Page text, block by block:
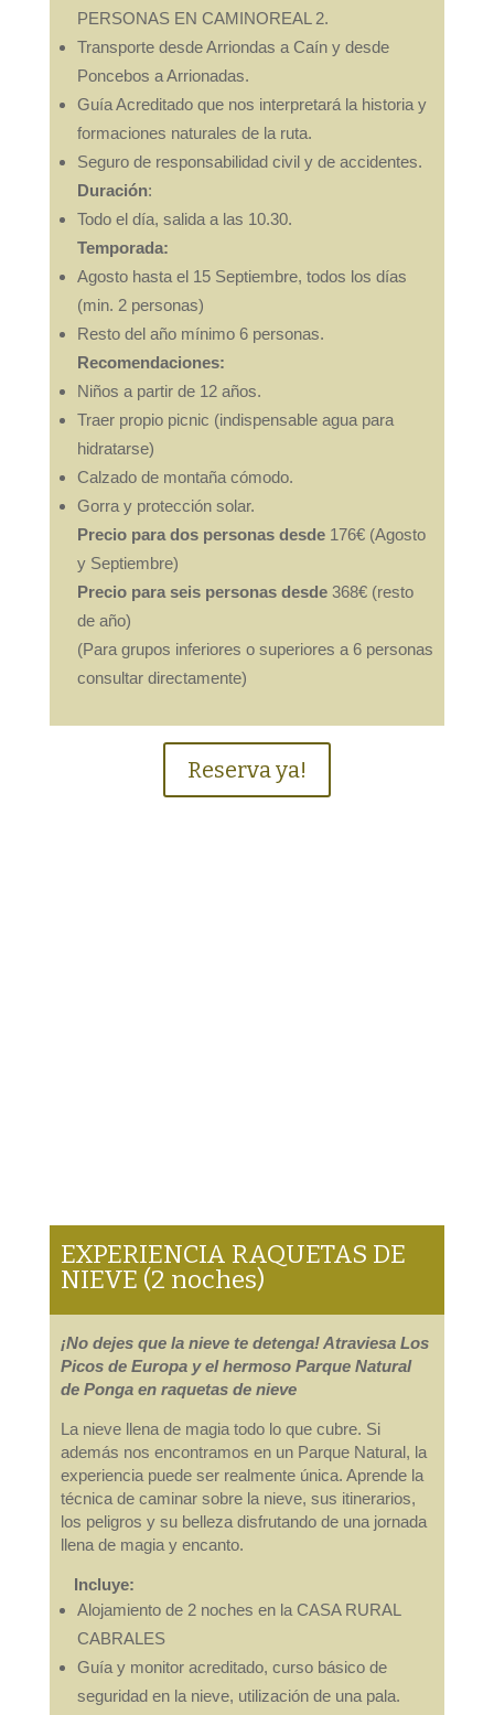
PERSONAS EN CAMINOREAL 2.
Transporte desde Arriondas a Caín y desde
Poncebos a Arrionadas.
Guía Acreditado que nos interpretará la historia y
formaciones naturales de la ruta.
Seguro de responsabilidad civil y de accidentes.
Duración:
Todo el día, salida a las 10.30.
Temporada:
Agosto hasta el 15 Septiembre, todos los días
(min. 2 personas)
Resto del año mínimo 6 personas.
Recomendaciones:
Niños a partir de 12 años.
Traer propio picnic (indispensable agua para
hidratarse)
Calzado de montaña cómodo.
Gorra y protección solar.
Precio para dos personas desde 176€ (Agosto
y Septiembre)
Precio para seis personas desde 368€ (resto
de año)
(Para grupos inferiores o superiores a 6 personas
consultar directamente)
Reserva ya!
EXPERIENCIA RAQUETAS DE
NIEVE (2 noches)
¡No dejes que la nieve te detenga! Atraviesa Los
Picos de Europa y el hermoso Parque Natural
de Ponga en raquetas de nieve
La nieve llena de magia todo lo que cubre. Si
además nos encontramos en un Parque Natural, la
experiencia puede ser realmente única. Aprende la
técnica de caminar sobre la nieve, sus itinerarios,
los peligros y su belleza disfrutando de una jornada
llena de magia y encanto.
Incluye:
Alojamiento de 2 noches en la CASA RURAL
CABRALES
Guía y monitor acreditado, curso básico de
seguridad en la nieve, utilización de una pala.